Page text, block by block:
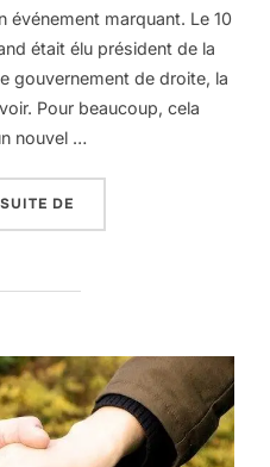
événement marquant. Le 10
était élu président de la
gouvernement de droite, la
Pour beaucoup, cela
nouvel …
DE